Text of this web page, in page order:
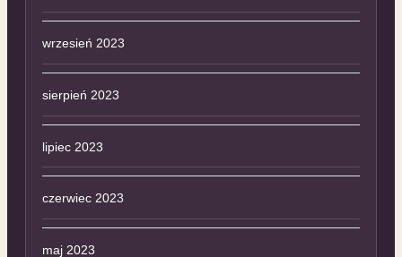
wrzesień 2023
sierpień 2023
lipiec 2023
czerwiec 2023
maj 2023